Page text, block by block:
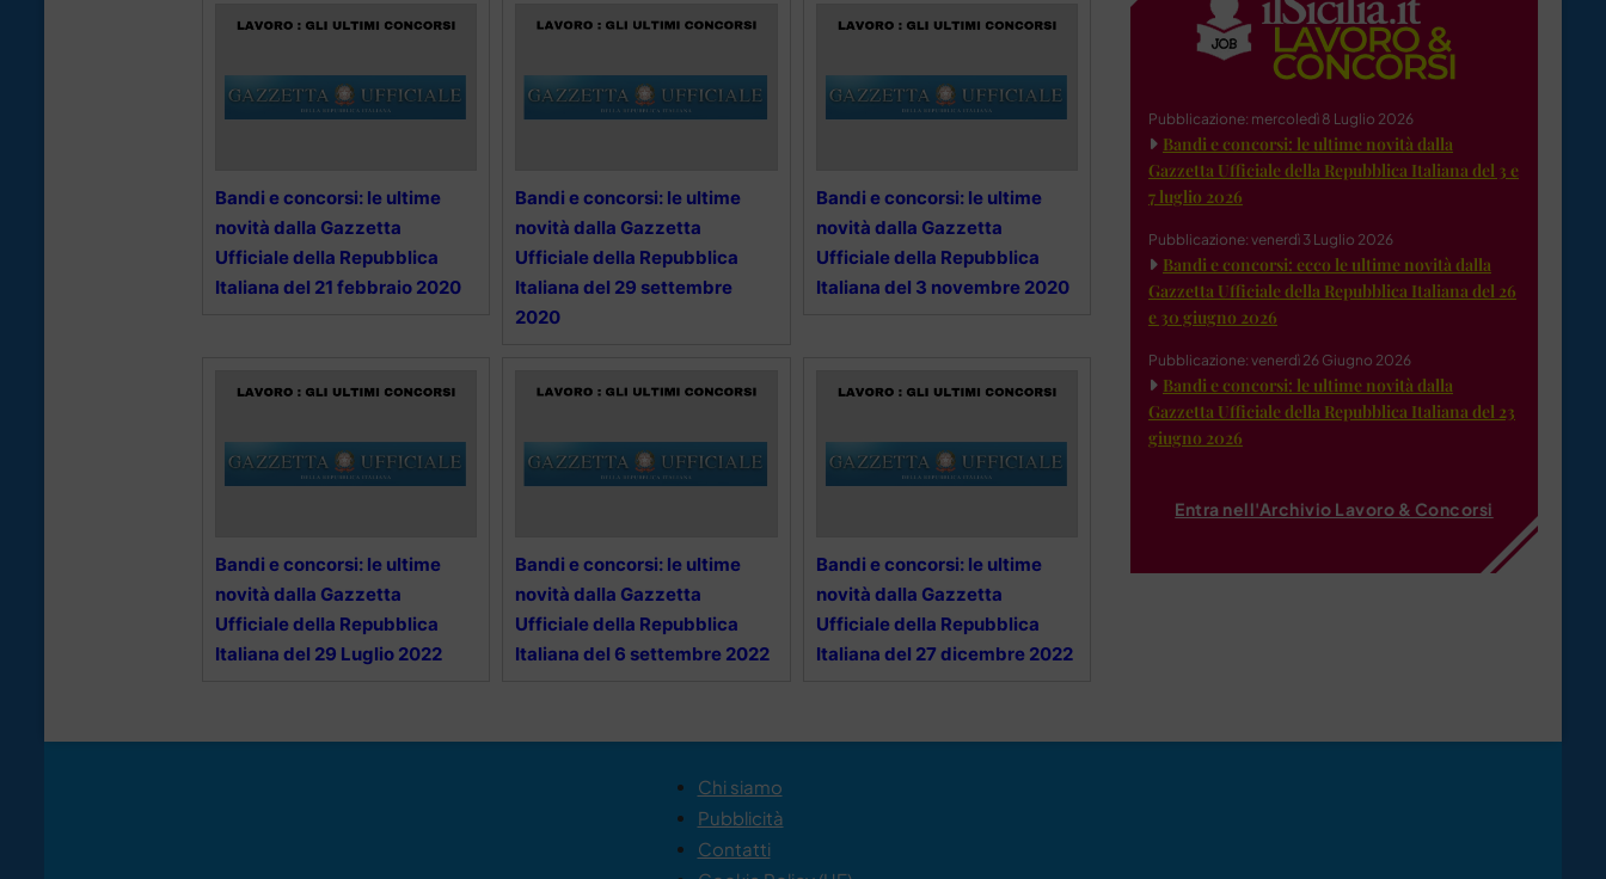
Bandi e concorsi: le ultime
novità dalla Gazzetta
Ufficiale della Repubblica
Italiana del 21 febbraio 2020
Bandi e concorsi: le ultime
novità dalla Gazzetta
Ufficiale della Repubblica
Italiana del 29 settembre
2020
Bandi e concorsi: le ultime
novità dalla Gazzetta
Ufficiale della Repubblica
Italiana del 3 novembre 2020
Bandi e concorsi: le ultime
novità dalla Gazzetta
Ufficiale della Repubblica
Italiana del 29 Luglio 2022
Bandi e concorsi: le ultime
novità dalla Gazzetta
Ufficiale della Repubblica
Italiana del 6 settembre 2022
Bandi e concorsi: le ultime
novità dalla Gazzetta
Ufficiale della Repubblica
Italiana del 27 dicembre 2022
Pubblicazione: mercoledì 8 Luglio 2026
Bandi e concorsi: le ultime novità dalla
Gazzetta Ufficiale della Repubblica Italiana del 3 e
7 luglio 2026
Pubblicazione: venerdì 3 Luglio 2026
Bandi e concorsi: ecco le ultime novità dalla
Gazzetta Ufficiale della Repubblica Italiana del 26
e 30 giugno 2026
Pubblicazione: venerdì 26 Giugno 2026
Bandi e concorsi: le ultime novità dalla
Gazzetta Ufficiale della Repubblica Italiana del 23
giugno 2026
Entra nell'Archivio Lavoro & Concorsi
Chi siamo
Pubblicità
Contatti